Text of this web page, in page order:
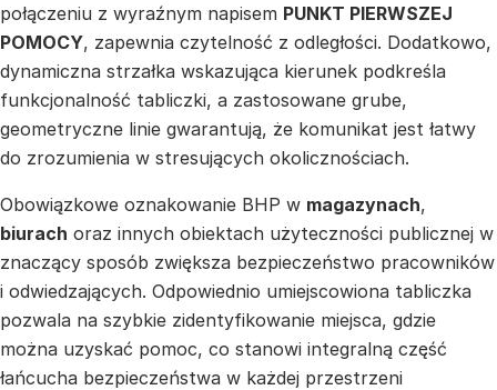
połączeniu z wyraźnym napisem PUNKT PIERWSZEJ
POMOCY, zapewnia czytelność z odległości. Dodatkowo,
dynamiczna strzałka wskazująca kierunek podkreśla
funkcjonalność tabliczki, a zastosowane grube,
geometryczne linie gwarantują, że komunikat jest łatwy
do zrozumienia w stresujących okolicznościach.
Obowiązkowe oznakowanie BHP w magazynach,
biurach oraz innych obiektach użyteczności publicznej w
znaczący sposób zwiększa bezpieczeństwo pracowników
i odwiedzających. Odpowiednio umiejscowiona tabliczka
pozwala na szybkie zidentyfikowanie miejsca, gdzie
można uzyskać pomoc, co stanowi integralną część
łańcucha bezpieczeństwa w każdej przestrzeni